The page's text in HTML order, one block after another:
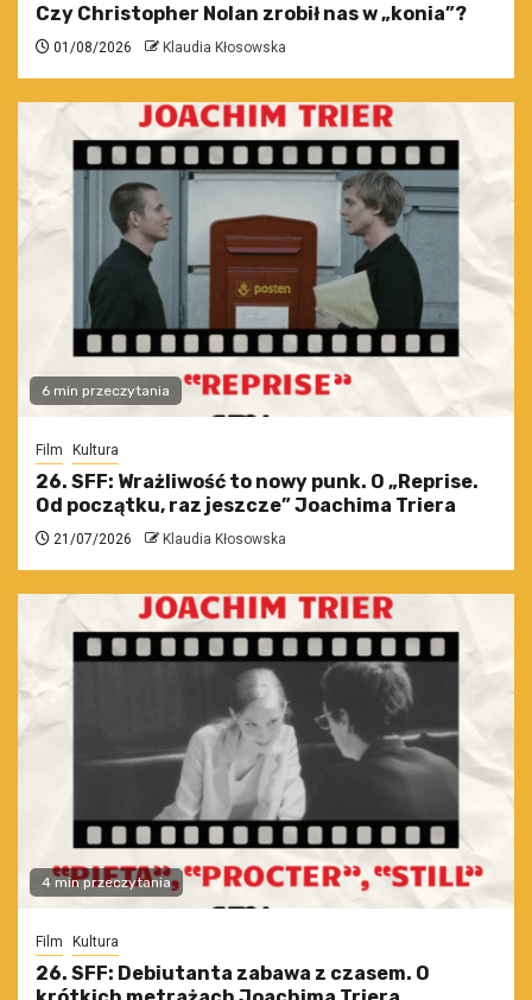
Czy Christopher Nolan zrobił nas w „konia”?
01/08/2026 Klaudia Kłosowska
6 min przeczytania
Film Kultura
26. SFF: Wrażliwość to nowy punk. O „Reprise.
Od początku, raz jeszcze” Joachima Triera
21/07/2026 Klaudia Kłosowska
4 min przeczytania
Film Kultura
26. SFF: Debiutanta zabawa z czasem. O